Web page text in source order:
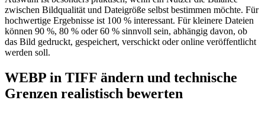
zwischen Bildqualität und Dateigröße selbst bestimmen möchte. Für
hochwertige Ergebnisse ist 100 % interessant. Für kleinere Dateien
können 90 %, 80 % oder 60 % sinnvoll sein, abhängig davon, ob
das Bild gedruckt, gespeichert, verschickt oder online veröffentlicht
werden soll.
WEBP in TIFF ändern und technische
Grenzen realistisch bewerten